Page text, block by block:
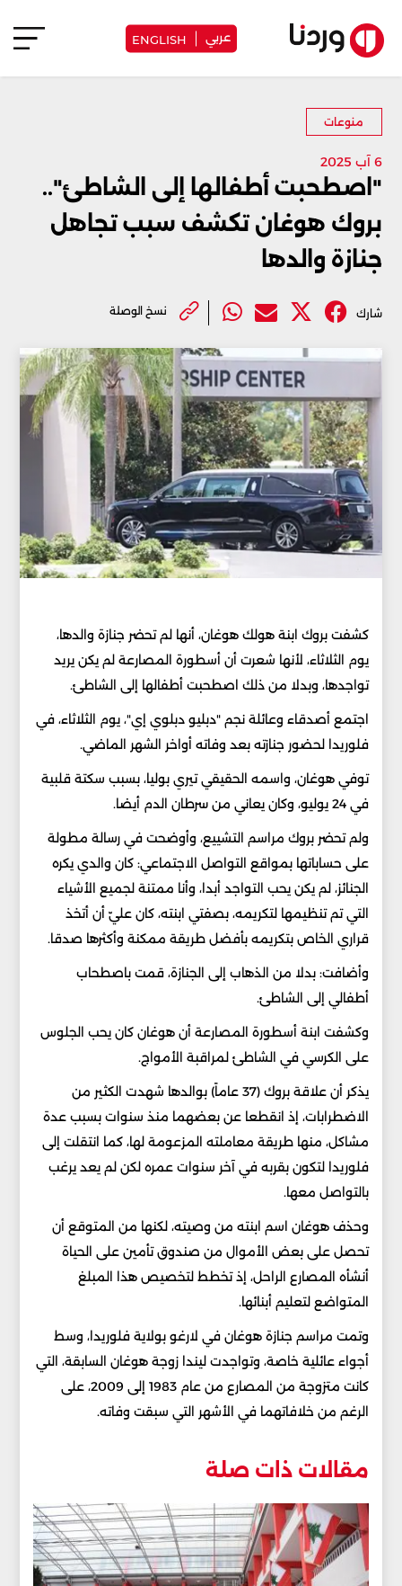
عربي ENGLISH
منوعات
6 آب 2025
"اصطحبت أطفالها إلى الشاطئ"..
بروك هوغان تكشف سبب تجاهل
جنازة والدها
شارك نسخ الوصلة
كشفت بروك ابنة هولك هوغان، أنها لم تحضر جنازة والدها،
يوم الثلاثاء، لأنها شعرت أن أسطورة المصارعة لم يكن يريد
تواجدها، وبدلا من ذلك اصطحبت أطفالها إلى الشاطئ.
اجتمع أصدقاء وعائلة نجم "دبليو دبلوي إي"، يوم الثلاثاء، في
فلوريدا لحضور جنازته بعد وفاته أواخر الشهر الماضي.
توفي هوغان، واسمه الحقيقي تيري بوليا، بسبب سكتة قلبية
في 24 يوليو، وكان يعاني من سرطان الدم أيضا.
ولم تحضر بروك مراسم التشييع، وأوضحت في رسالة مطولة
على حساباتها بمواقع التواصل الاجتماعي: كان والدي يكره
الجنائز، لم يكن يحب التواجد أبدا، وأنا ممتنة لجميع الأشياء
التي تم تنظيمها لتكريمه، بصفتي ابنته، كان عليّ أن أتخذ
قراري الخاص بتكريمه بأفضل طريقة ممكنة وأكثرها صدقا.
وأضافت: بدلا من الذهاب إلى الجنازة، قمت باصطحاب
أطفالي إلى الشاطئ.
وكشفت ابنة أسطورة المصارعة أن هوغان كان يحب الجلوس
على الكرسي في الشاطئ لمراقبة الأمواج.
يذكر أن علاقة بروك (37 عاماً) بوالدها شهدت الكثير من
الاضطرابات، إذ انقطعا عن بعضهما منذ سنوات بسبب عدة
مشاكل، منها طريقة معاملته المزعومة لها، كما انتقلت إلى
فلوريدا لتكون بقربه في آخر سنوات عمره لكن لم يعد يرغب
بالتواصل معها.
وحذف هوغان اسم ابنته من وصيته، لكنها من المتوقع أن
تحصل على بعض الأموال من صندوق تأمين على الحياة
أنشأه المصارع الراحل، إذ تخطط لتخصيص هذا المبلغ
المتواضع لتعليم أبنائها.
وتمت مراسم جنازة هوغان في لارغو بولاية فلوريدا، وسط
أجواء عائلية خاصة، وتواجدت ليندا زوجة هوغان السابقة، التي
كانت متزوجة من المصارع من عام 1983 إلى 2009، على
الرغم من خلافاتهما في الأشهر التي سبقت وفاته.
مقالات ذات صلة